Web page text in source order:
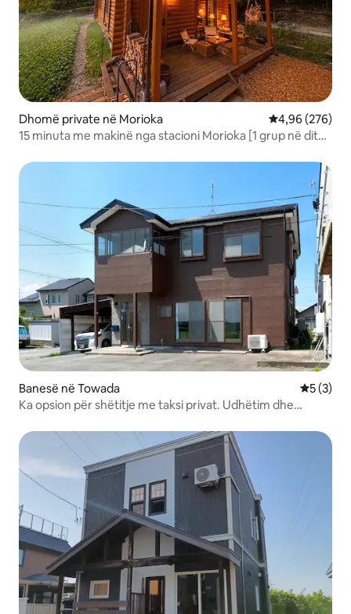
Dhomë private në Morioka Vlerësimi
4,96 (276)
15 minuta me makinë nga stacioni Morioka [1 grup në ditë]
deri në 5 persona | Rekomandohet qëndrimi i
Banesë në Towada
5 (3)
Ka opsion për shëtitje me taksi privat. Udhëtim dhe
Hakkoda. Përvoja e Airbnb është e publikuar